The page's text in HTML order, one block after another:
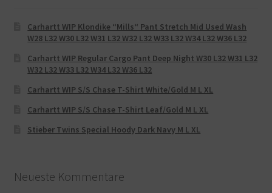
Carhartt WIP Klondike “Mills“ Pant Stretch Mid Used Wash
W28 L32 W30 L32 W31 L32 W32 L32 W33 L32 W34 L32 W36 L32
Carhartt WIP Regular Cargo Pant Deep Night W30 L32 W31 L32
W32 L32 W33 L32 W34 L32 W36 L32
Carhartt WIP S/S Chase T-Shirt White/Gold M L XL
Carhartt WIP S/S Chase T-Shirt Leaf/Gold M L XL
Stieber Twins Special Hoody Dark Navy M L XL
Neueste Kommentare